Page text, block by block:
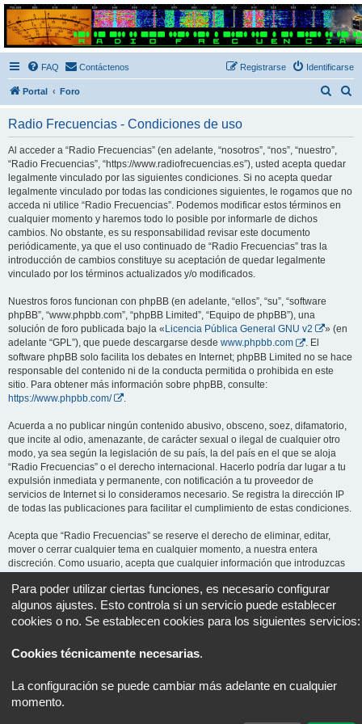
Radio Frecuencias
Foro de Radio Frecuencias
FAQ Contáctenos Identificarse
Registrarse
Portal Foro
c
a
r
Radio Frecuencias - Condiciones de uso
Al acceder a “Radio Frecuencias” (en adelante, “nosotros”, “nos”, “nuestro”,
“Radio Frecuencias”, “https://www.radiofrecuencias.es”), usted acepta quedar
legalmente vinculado por las siguientes condiciones. Si no acepta quedar
legalmente vinculado por todas las condiciones siguientes, le rogamos que no
acceda ni utilice “Radio Frecuencias”. Podemos modificar estos términos en
cualquier momento y haremos todo lo posible por informarle de dichos
cambios. No obstante, es su responsabilidad revisar este documento
periódicamente, ya que el uso continuado de “Radio Frecuencias” tras la
introducción de cambios constituye su aceptación de quedar legalmente
vinculado por los términos actualizados y/o modificados.
Nuestros foros funcionan con phpBB (en adelante, “ellos”, “su”, “software
phpBB”, “www.phpbb.com”, “phpBB Limited”, “Equipo de phpBB”), una
solución de foro publicada bajo la « Licencia Pública General GNU v2
» (en
adelante “GPL”), que puede descargarse desde www.phpbb.com
. El
software phpBB solo facilita los debates en Internet; phpBB Limited no se hace
responsable del contenido ni de la conducta permitida o prohibida en este
sitio. Para obtener más información sobre phpBB, consulte:
https://www.phpbb.com/
.
Acuerda a no publicar ningún contenido abusivo, obsceno, soez, difamatorio,
que incite al odio, amenazante, de carácter sexual o ilegal de cualquier otro
modo, ya sea según la legislación de su país, la del país en el que se aloja
“Radio Frecuencias” o el derecho internacional. Hacerlo podría dar lugar a tu
expulsión inmediata y permanente, con notificación a tu proveedor de
servicios de Internet si lo consideramos necesario. Se registra la dirección IP
de todas las publicaciones para facilitar el cumplimiento de estas condiciones.
Acepta que “Radio Frecuencias” se reserve el derecho de eliminar, editar,
mover o cerrar cualquier tema en cualquier momento, a nuestra entera
discreción. Como usuario, acepta que cualquier información que introduzcas
revelará a terceros sin tu consentimiento, ni “Radio Frecuencias” ni phpBB se
harán responsables de ningún intento de piratería informática que pueda dar
lugar a la compromisión de los datos.
Portal Foro
Desarrollado porphpBB® Forum Software © phpBB Limited
Para poder utilizar ciertas funciones, es necesario configurar
algunos ajustes. Esto controla si un servicio puede establecer
cookies o no. Se establecen cookies para los siguientes servicios:
Cookies técnicamente necesarias.
La configuración se puede cambiar más adelante en cualquier
momento.